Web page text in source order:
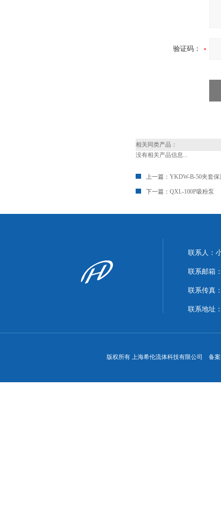
验证码：
相关同类产品：
没有相关产品信息...
上一篇： YKDW-B-50夹套
下一篇： QXL-100P吸粉泵
联系人：
联系邮箱
联系传真
联系地址
版权所有 上海希伦流体科技有限公司 备